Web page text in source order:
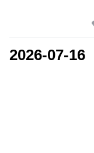
2026-07-16